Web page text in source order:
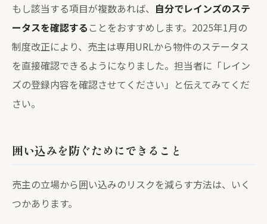
もし該当する項目が複数あれば、 自分でレインズのステ
ータスを確認する ことをおすすめします。2025年1月の
制度改正により、売主は専用URLから物件のステータス
を直接確認できるようになりました。担当者に「レイン
ズの登録内容を確認させてください」と伝えてみてくだ
さい。
囲い込みを防ぐためにできること
売主の立場から囲い込みのリスクを減らす方法は、いく
つかあります。